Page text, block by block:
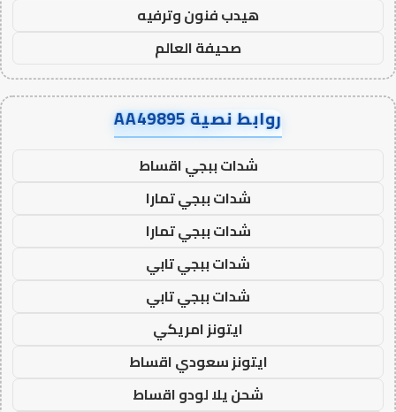
هيدب فنون وترفيه
صحيفة العالم
روابط نصية AA49895
شدات ببجي اقساط
شدات ببجي تمارا
شدات ببجي تمارا
شدات ببجي تابي
شدات ببجي تابي
ايتونز امريكي
ايتونز سعودي اقساط
شحن يلا لودو اقساط